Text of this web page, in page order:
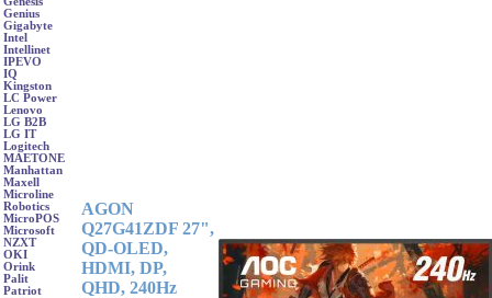
Genius
Gigabyte
Intel
Intellinet
IPEVO
IQ
Kingston
LC Power
Lenovo
LG B2B
LG IT
Logitech
MAETONE
Manhattan
Maxell
Microline
Robotics
MicroPOS
Microsoft
NZXT
OKI
Orink
Palit
Patriot
AGON
Q27G41ZDF 27",
QD-OLED,
HDMI, DP,
QHD, 240Hz